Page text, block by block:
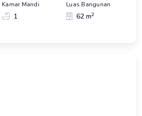
Kamar Mandi
1
Luas Bangunan
62 m2